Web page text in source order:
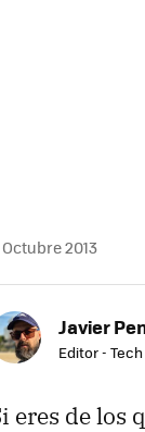
2013
Javier
Editor - Tech
eres de los